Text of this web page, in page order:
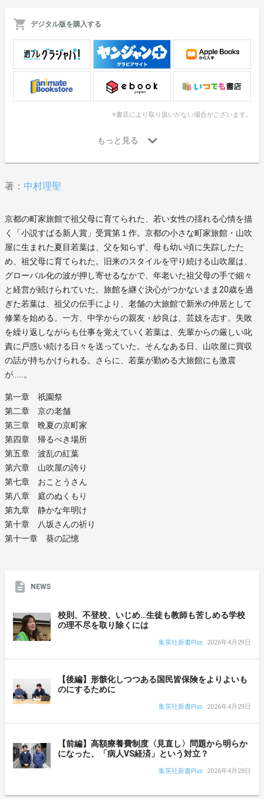
デジタル版を購入する
※書店により取り扱いがない場合がございます。
著： 中村理聖
京都の町家旅館で祖父母に育てられた、若い女性の揺れる心情を描
く「小説すばる新人賞」受賞第１作。京都の小さな町家旅館・山吹
屋に生まれた夏目若葉は、父を知らず、母も幼い頃に失踪したた
め、祖父母に育てられた。旧来のスタイルを守り続ける山吹屋は、
グローバル化の波が押し寄せるなかで、年老いた祖父母の手で細々
と経営が続けられていた。旅館を継ぐ決心がつかないまま20歳を過
ぎた若葉は、祖父の伝手により、老舗の大旅館で新米の仲居として
修業を始める。一方、中学からの親友・紗良は、芸妓を志す。失敗
を繰り返しながらも仕事を覚えていく若葉は、先輩からの厳しい叱
責に戸惑い続ける日々を送っていた。そんなある日、山吹屋に買収
の話が持ちかけられる。さらに、若葉が勤める大旅館にも激震
が……。
第一章 祇園祭
第二章 京の老舗
第三章 晩夏の京町家
第四章 帰るべき場所
第五章 波乱の紅葉
第六章 山吹屋の誇り
第七章 おことうさん
第八章 庭のぬくもり
第九章 静かな年明け
第十章 八坂さんの祈り
第十一章 葵の記憶
NEWS
校則、不登校、いじめ…生徒も教師も苦しめる学校
の理不尽を取り除くには
集英社新書Plus 2026年4月29日
【後編】形骸化しつつある国民皆保険をよりよいも
のにするために
集英社新書Plus 2026年4月29日
【前編】高額療養費制度〈見直し〉問題から明らか
になった、「病人VS経済」という対立？
集英社新書Plus 2026年4月28日